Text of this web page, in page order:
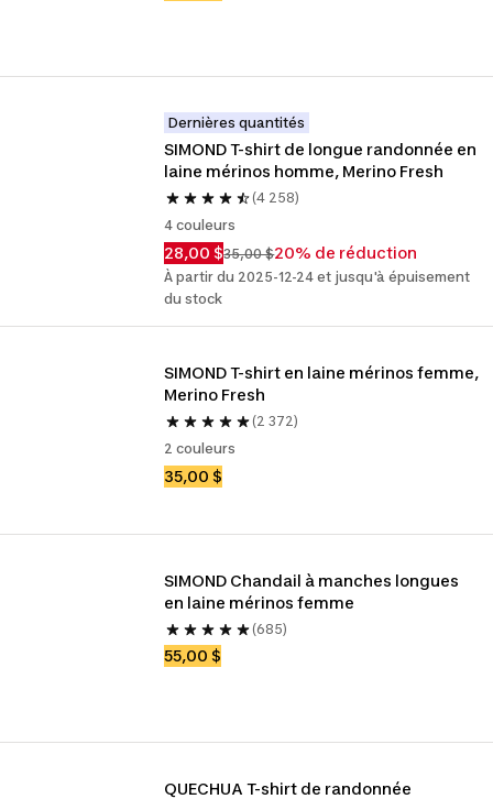
Dernières quantités
SIMOND T-shirt de longue randonnée en
laine mérinos homme, Merino Fresh
(4 258)
4 couleurs
28,00 $35,00 $20% de réduction
À partir du 2025-12-24 et jusqu'à épuisement
du stock
SIMOND T-shirt en laine mérinos femme,
Merino Fresh
(2 372)
2 couleurs
35,00 $
SIMOND Chandail à manches longues
en laine mérinos femme
(685)
55,00 $
QUECHUA T-shirt de randonnée